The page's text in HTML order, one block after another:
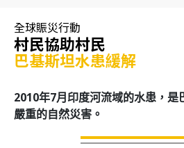
全球賑災行動
村民協助村民
巴基斯坦水患緩解
2010年7月印度河流域的水患，是
嚴重的自然災害。